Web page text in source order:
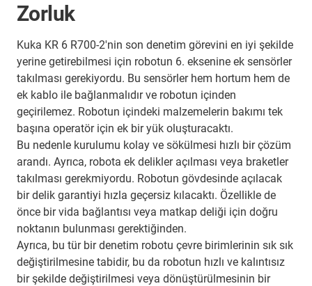
Zorluk
Kuka KR 6 R700-2'nin son denetim görevini en iyi şekilde
yerine getirebilmesi için robotun 6. eksenine ek sensörler
takılması gerekiyordu. Bu sensörler hem hortum hem de
ek kablo ile bağlanmalıdır ve robotun içinden
geçirilemez. Robotun içindeki malzemelerin bakımı tek
başına operatör için ek bir yük oluşturacaktı.
Bu nedenle kurulumu kolay ve sökülmesi hızlı bir çözüm
arandı. Ayrıca, robota ek delikler açılması veya braketler
takılması gerekmiyordu. Robotun gövdesinde açılacak
bir delik garantiyi hızla geçersiz kılacaktı. Özellikle de
önce bir vida bağlantısı veya matkap deliği için doğru
noktanın bulunması gerektiğinden.
Ayrıca, bu tür bir denetim robotu çevre birimlerinin sık sık
değiştirilmesine tabidir, bu da robotun hızlı ve kalıntısız
bir şekilde değiştirilmesi veya dönüştürülmesinin bir